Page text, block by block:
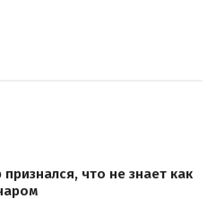
что не знает как